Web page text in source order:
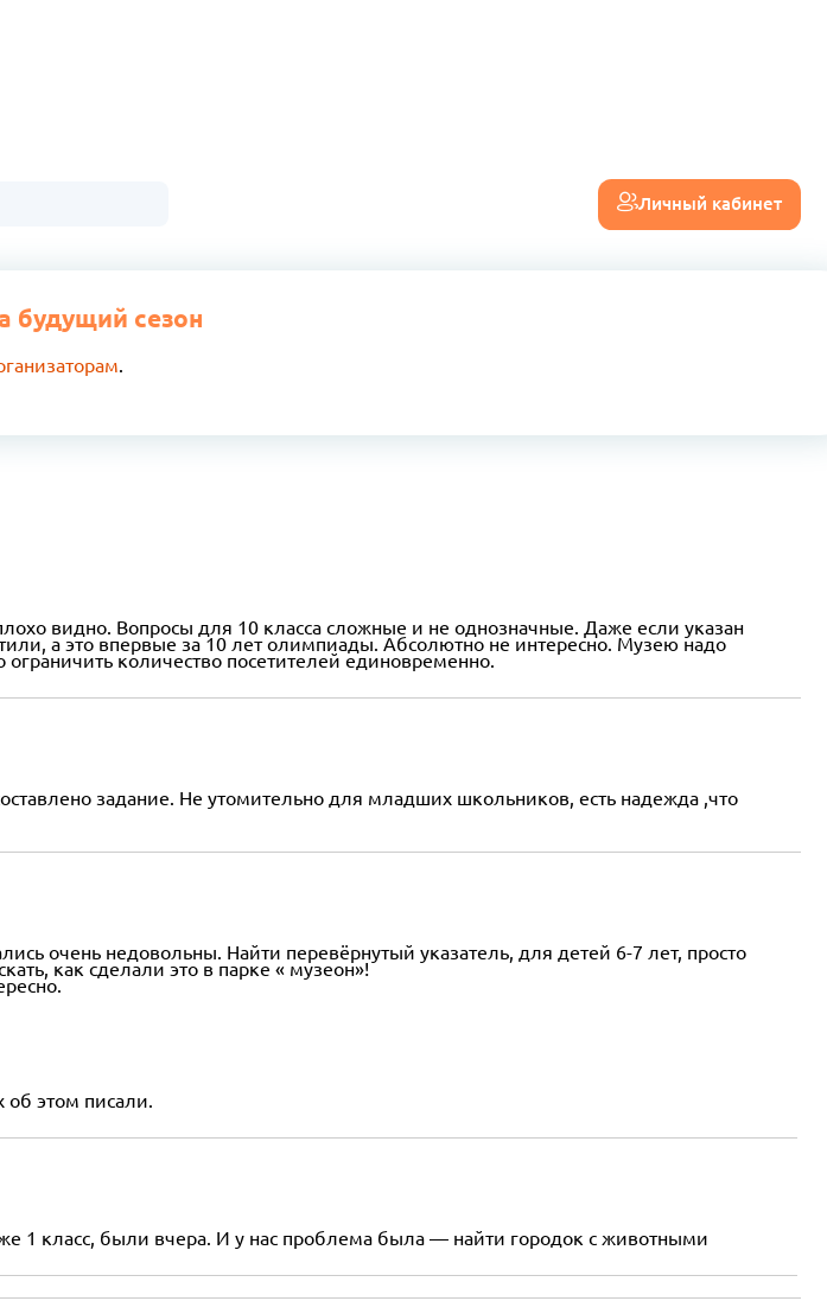
Личный кабинет
будущий сезон
.
видно. Вопросы для 10 класса сложные и не однозначные. Даже если указан
а это впервые за 10 лет олимпиады. Абсолютно не интересно. Музею надо
количество посетителей единовременно.
задание. Не утомительно для младших школьников, есть надежда ,что
очень недовольны. Найти перевёрнутый указатель, для детей 6-7 лет, просто
как сделали это в парке « музеон»!
об этом писали.
1 класс, были вчера. И у нас проблема была — найти городок с животными